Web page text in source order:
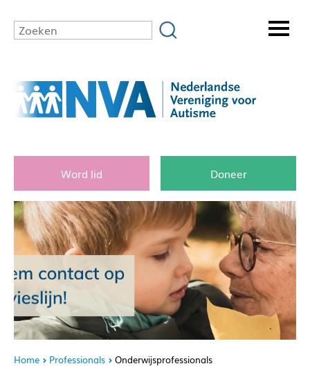
Word lid Doneer
Home Professionals Onderwijsprofessionals